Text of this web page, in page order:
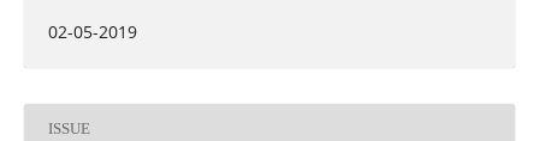
02-05-2019
ISSUE